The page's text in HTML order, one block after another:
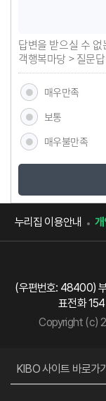
답변을 받으실 수
객행복마당 > 질문
매우만족
보통
매우불만족
누리집 이용안내
(우편번호: 48400)
표전화
Copyright (c)
KIBO 사이트 바로가기